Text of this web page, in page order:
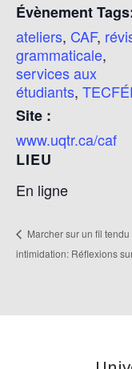
Évènement
ateliers, CAF,
grammaticale,
services aux
étudiants,
Site :
www.uqtr.ca/caf
LIEU
En ligne
Marcher sur un fil
intimidation: Réflexions